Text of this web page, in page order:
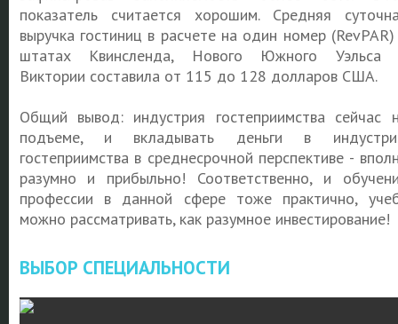
показатель считается хорошим. Средняя
выручка гостиниц в расчете на один номер
штатах Квинсленда, Нового Южного Уэльса
Виктории составила от 115 до 128 долларов США.
Общий вывод: индустрия гостеприимства сейчас
подъеме, и вкладывать деньги в
гостеприимства в среднесрочной перспективе -
разумно и прибыльно! Соответственно, и
профессии в данной сфере тоже практично,
можно рассматривать, как разумное инвестирование!
ВЫБОР СПЕЦИАЛЬНОСТИ